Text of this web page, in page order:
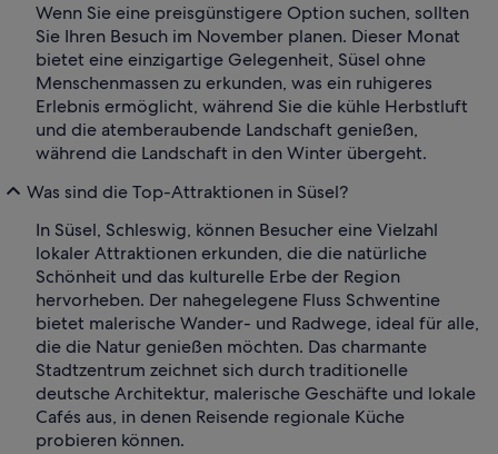
Wenn Sie eine preisgünstigere Option suchen, sollten
Sie Ihren Besuch im November planen. Dieser Monat
bietet eine einzigartige Gelegenheit, Süsel ohne
Menschenmassen zu erkunden, was ein ruhigeres
Erlebnis ermöglicht, während Sie die kühle Herbstluft
und die atemberaubende Landschaft genießen,
während die Landschaft in den Winter übergeht.
Was sind die Top-Attraktionen in Süsel?
In Süsel, Schleswig, können Besucher eine Vielzahl
lokaler Attraktionen erkunden, die die natürliche
Schönheit und das kulturelle Erbe der Region
hervorheben. Der nahegelegene Fluss Schwentine
bietet malerische Wander- und Radwege, ideal für alle,
die die Natur genießen möchten. Das charmante
Stadtzentrum zeichnet sich durch traditionelle
deutsche Architektur, malerische Geschäfte und lokale
Cafés aus, in denen Reisende regionale Küche
probieren können.